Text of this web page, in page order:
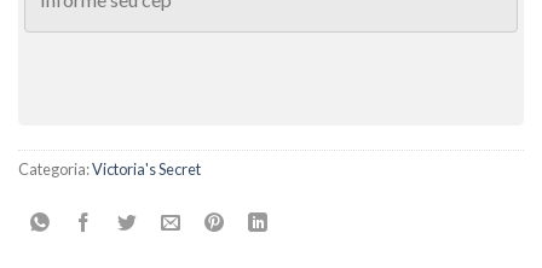
Categoria:Victoria's Secret